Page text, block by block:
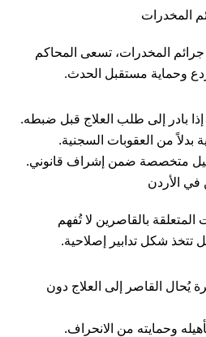
المخدرات
المخدرات، تسعى المحاكم
وحماية مستقبل الحدث.
إذا بادر إلى طلب العلاج قبل ضبطه.
بدلاً من العقوبات السجنية.
متخصصة ضمن إشراف قانوني.
في الأردن
المتعلقة بالقاصرين لا تُفهم
تتخذ شكل تدابير إصلاحية.
يُحال القاصر إلى العلاج دون
وحمايته من الانحراف.